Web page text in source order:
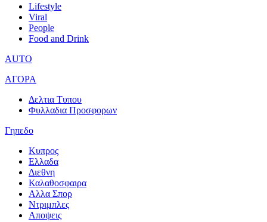
Lifestyle
Viral
People
Food and Drink
AUTO
ΑΓΟΡΑ
Δελτια Τυπου
Φυλλαδια Προσφορων
Γηπεδο
Κυπρος
Ελλαδα
Διεθνη
Καλαθοσφαιρα
Αλλα Σπορ
Ντριμπλες
Αποψεις